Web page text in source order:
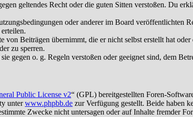
geltendes Recht oder die guten Sitten verstoßen. Du
oder anderer im Board veröffentlichten
Beiträgen übernimmt, die er nicht selbst erstellt hat
zu sperren.
gegen o. g. Regeln verstoßen oder geeignet sind, dem
Public License v2“ (GPL) bereitgestellten Foren-
unterwww.phpbb.de zur Verfügung gestellt. Beide haben
Zwecke nicht untersagen oder auf Inhalte fremder